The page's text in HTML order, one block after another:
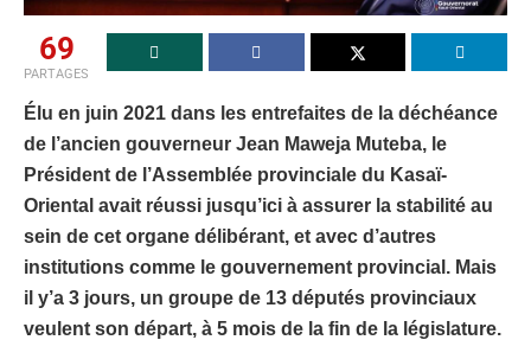
69
PARTAGES
Élu en juin 2021 dans les entrefaites de la déchéance
de l’ancien gouverneur Jean Maweja Muteba, le
Président de l’Assemblée provinciale du Kasaï-
Oriental avait réussi jusqu’ici à assurer la stabilité au
sein de cet organe délibérant, et avec d’autres
institutions comme le gouvernement provincial. Mais
il y’a 3 jours, un groupe de 13 députés provinciaux
veulent son départ, à 5 mois de la fin de la législature.